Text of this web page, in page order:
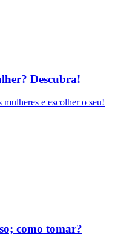
Descubra!
mulheres e escolher o seu!
como tomar?